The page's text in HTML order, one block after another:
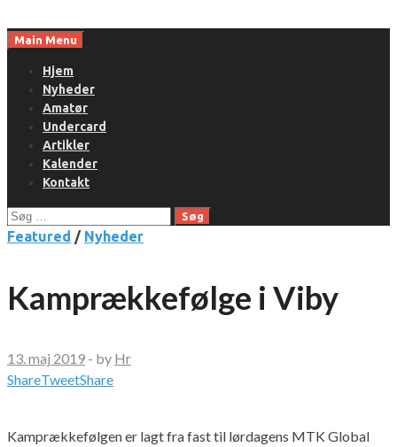
toMain Menu
Hjem
Nyheder
Amatør
Undercard
Artikler
Kalender
Kontakt
Søg
efter:
Featured / Nyheder
Kamprækkefølge i Viby
13. maj 2019 - by Hr
ShareTweetShare
Kamprækkefølgen er lagt fra fast til lørdagens MTK Global